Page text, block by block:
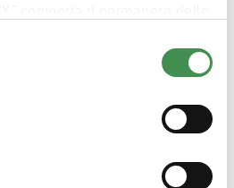
Giugno 10th, 2026 alle
3 del D.lgs.vo n.33/2013.